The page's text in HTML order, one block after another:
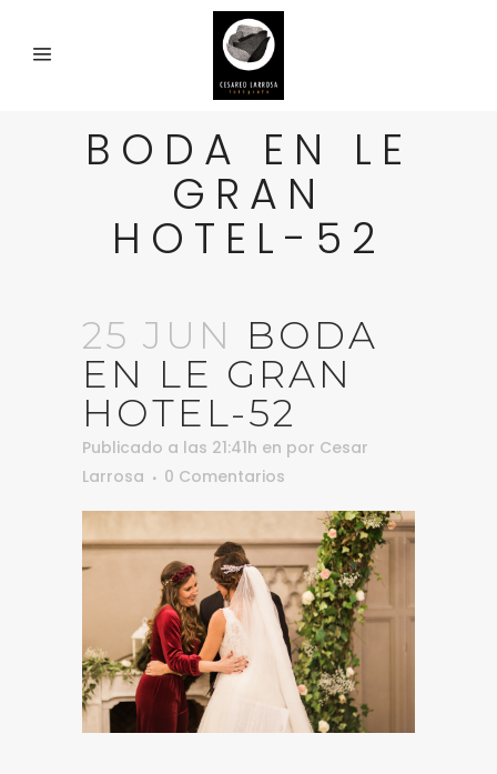
BODA EN LE
GRAN
HOTEL-52
25 JUN BODA
EN LE GRAN
HOTEL-52
Publicado a las 21:41h en por Cesar
Larrosa
0 Comentarios